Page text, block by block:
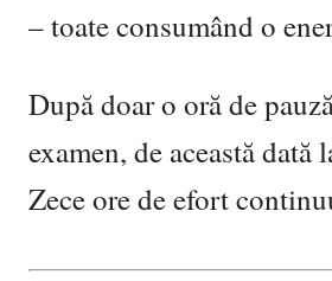
– toate consumând o
După doar o oră de
examen, de această
Zece ore de efort